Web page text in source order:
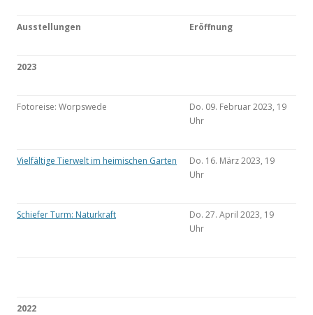
Ausstellungen Eröffnung
2023
Fotoreise: Worpswede
Do. 09. Februar 2023, 19
Uhr
Vielfältige Tierwelt im heimischen Garten
Do. 16. März 2023, 19
Uhr
Schiefer Turm: Naturkraft
Do. 27. April 2023, 19
Uhr
2022